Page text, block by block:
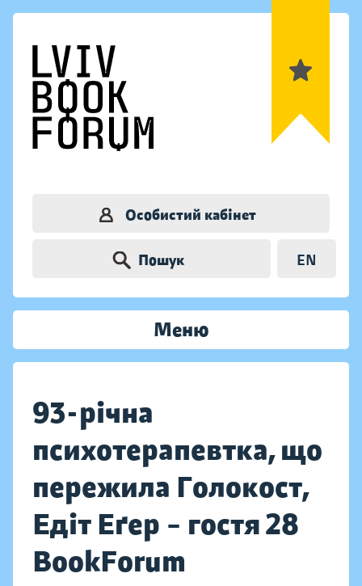
Особистий кабінет
Пошук EN
Меню
93-річна
психотерапевтка, що
пережила Голокост,
Едіт Еґер – гостя 28
BookForum